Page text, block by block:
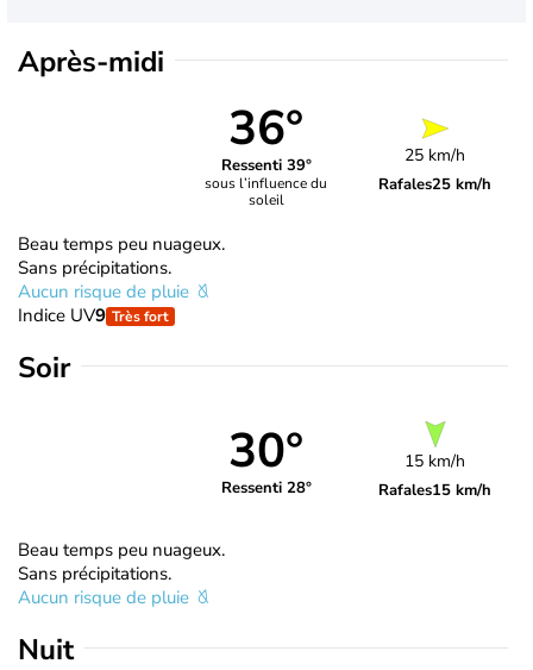
Après-midi
36°
Ressenti 39°
sous l’influence du
soleil
25 km/h
Rafales25 km/h
Beau temps peu nuageux.
Sans précipitations.
Aucun risque de pluie
Indice UV9 Très fort
Soir
30°
Ressenti 28°
15 km/h
Rafales15 km/h
Beau temps peu nuageux.
Sans précipitations.
Aucun risque de pluie
Nuit